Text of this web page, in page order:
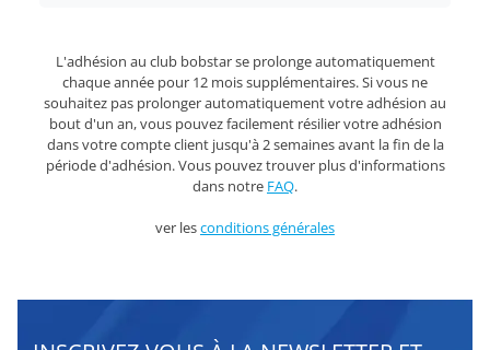
L'adhésion au club bobstar se prolonge automatiquement
chaque année pour 12 mois supplémentaires. Si vous ne
souhaitez pas prolonger automatiquement votre adhésion au
bout d'un an, vous pouvez facilement résilier votre adhésion
dans votre compte client jusqu'à 2 semaines avant la fin de la
période d'adhésion. Vous pouvez trouver plus d'informations
dans notre FAQ.
ver lesconditions générales